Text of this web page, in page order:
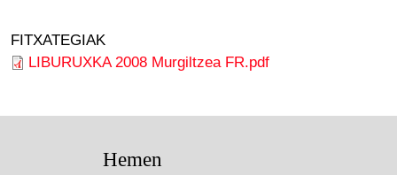
FITXATEGIAK
LIBURUXKA 2008 Murgiltzea FR.pdf
Hemen